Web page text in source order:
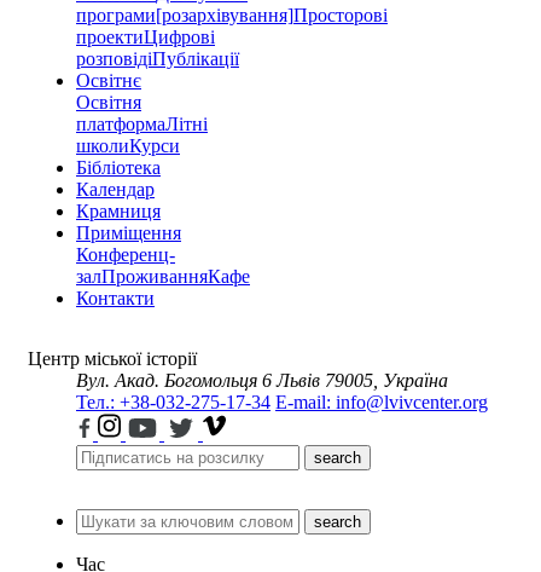
програми[розархівування]Просторові
проектиЦифрові
розповідіПублікації
Освітнє
Освітня
платформаЛітні
школиКурси
Бібліотека
Календар
Крамниця
Приміщення
Конференц-
залПроживанняКафе
Контакти
Центр міської історії
Вул. Акад. Богомольця 6 Львів 79005, Україна
Тел.: +38-032-275-17-34 E-mail: info@lvivcenter.org
search
search
Час